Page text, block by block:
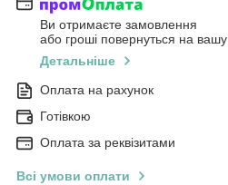
Ви отримаєте замовлення
або гроші повернуться на вашу
Детальніше
Оплата на рахунок
Готівкою
Оплата за реквізитами
Всі умови оплати